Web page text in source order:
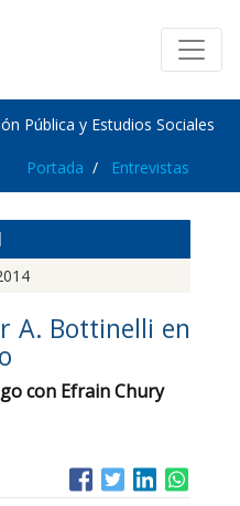
Pública y Estudios Sociales
Portada Entrevistas
A. Bottinelli en
con Efrain Chury